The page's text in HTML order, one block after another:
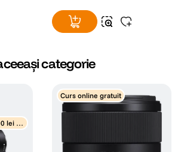
categorie
lei di
Curs online gratuit